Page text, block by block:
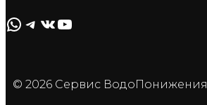
WhatsApp
Telegram
ВКонтакте
YouTube
© 2026 Сервис ВодоПонижения